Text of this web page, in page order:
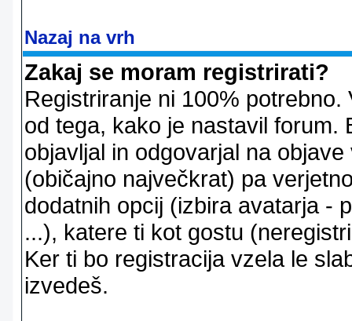
Nazaj na vrh
Zakaj se moram registrirati?
Registriranje ni 100%
od tega, kako je nastavil forum.
objavljal in odgovarjal na
(običajno največkrat) pa
dodatnih opcij (izbira avatarja -
...), katere ti kot gostu
Ker ti bo registracija vzela le
izvedeš.